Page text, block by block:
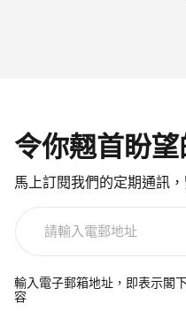
令你翹首盼望
馬上訂閱我們的定期通訊
電
郵
輸入電子郵箱地址，即表示閣
容